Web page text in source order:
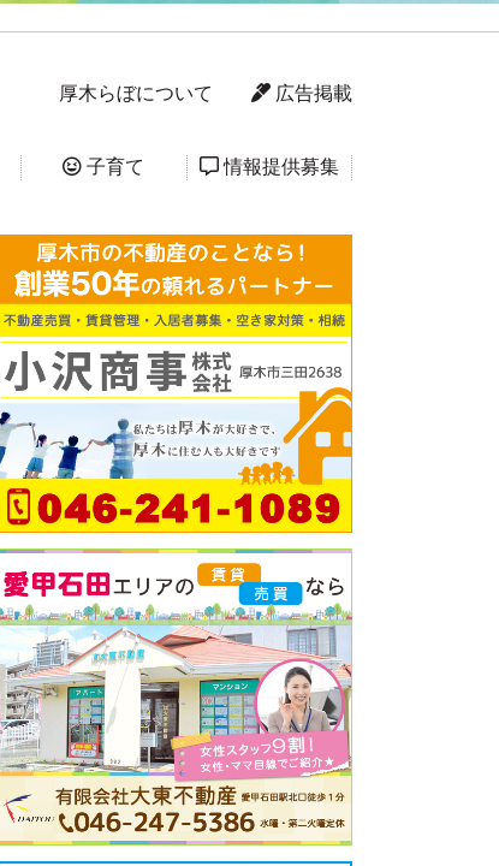
厚木らぼについて 広告掲載
子育て 情報提供募集